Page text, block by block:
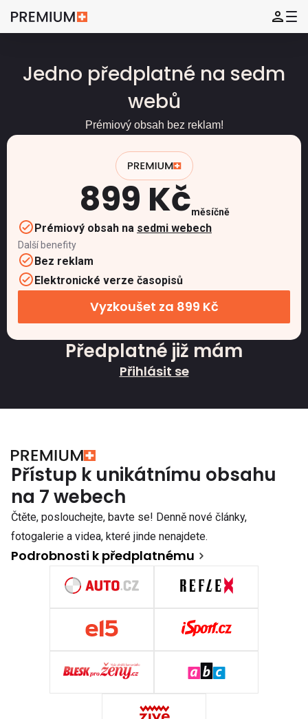
Jedno předplatné na sedm
webů
Prémiový obsah bez reklam!
899 Kčměsíčně
Prémiový obsah na sedmi webech
Další benefity
Bez reklam
Elektronické verze časopisů
Vyzkoušet za 899 Kč
Předplatné již mám
Přihlásit se
Přístup k unikátnímu obsahu
na 7 webech
Čtěte, poslouchejte, bavte se! Denně nové články,
fotogalerie a videa, které jinde nenajdete.
Podrobnosti k předplatnému